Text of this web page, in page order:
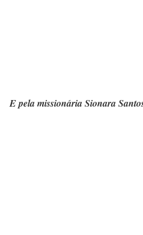
E pela missionária Sionara